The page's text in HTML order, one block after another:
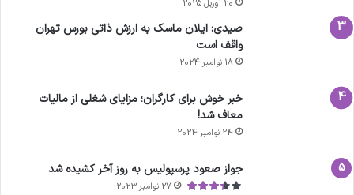
20 آوریل 2025
صیدی: ایلان ماسک به ارزش ذاتی بورس تهران
واقف است
18 نوامبر 2024
خبر خوش برای کارگران؛ مزایای شغلی از مالیات
معاف شد!
24 نوامبر 2024
جواز صعود پرسپولیس به روز آخر کشیده شد
27 نوامبر 2023